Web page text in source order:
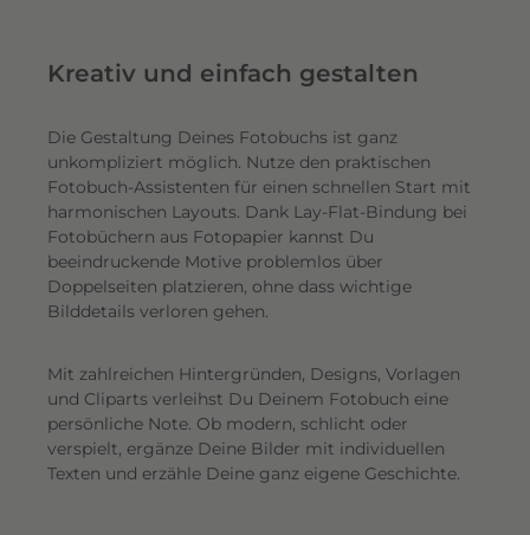
Kreativ und einfach gestalten
Die Gestaltung Deines Fotobuchs ist ganz
unkompliziert möglich. Nutze den praktischen
Fotobuch-Assistenten für einen schnellen Start mit
harmonischen Layouts. Dank Lay-Flat-Bindung bei
Fotobüchern aus Fotopapier kannst Du
beeindruckende Motive problemlos über
Doppelseiten platzieren, ohne dass wichtige
Bilddetails verloren gehen.
Mit zahlreichen Hintergründen, Designs, Vorlagen
und Cliparts verleihst Du Deinem Fotobuch eine
persönliche Note. Ob modern, schlicht oder
verspielt, ergänze Deine Bilder mit individuellen
Texten und erzähle Deine ganz eigene Geschichte.